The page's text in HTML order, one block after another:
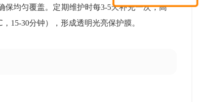
均匀覆盖。定期维护时每3-5天补充一次，高
15-30分钟），形成透明光亮保护膜。